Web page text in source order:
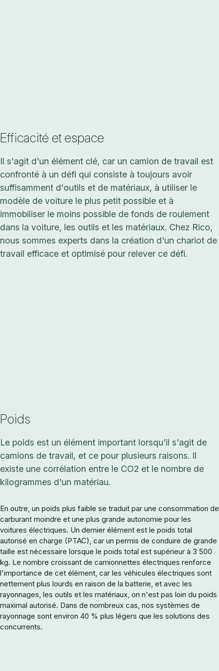
Efficacité et espace
Il s'agit d'un élément clé, car un camion de travail est
confronté à un défi qui consiste à toujours avoir
suffisamment d'outils et de matériaux, à utiliser le
modèle de voiture le plus petit possible et à
immobiliser le moins possible de fonds de roulement
dans la voiture, les outils et les matériaux. Chez Rico,
nous sommes experts dans la création d'un chariot de
travail efficace et optimisé pour relever ce défi.
Poids
Le poids est un élément important lorsqu'il s'agit de
camions de travail, et ce pour plusieurs raisons. Il
existe une corrélation entre le CO2 et le nombre de
kilogrammes d'un matériau.
En outre, un poids plus faible se traduit par une consommation de
carburant moindre et une plus grande autonomie pour les
voitures électriques. Un dernier élément est le poids total
autorisé en charge (PTAC), car un permis de conduire de grande
taille est nécessaire lorsque le poids total est supérieur à 3 500
kg. Le nombre croissant de camionnettes électriques renforce
l'importance de cet élément, car les véhicules électriques sont
nettement plus lourds en raison de la batterie, et avec les
rayonnages, les outils et les matériaux, on n'est pas loin du poids
maximal autorisé. Dans de nombreux cas, nos systèmes de
rayonnage sont environ 40 % plus légers que les solutions des
concurrents.